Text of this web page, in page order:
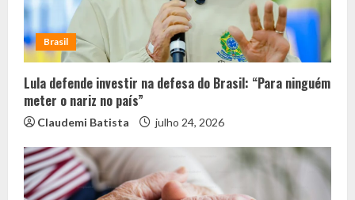
Brasil
Lula defende investir na defesa do Brasil: “Para ninguém
meter o nariz no país”
Claudemi Batista julho 24, 2026